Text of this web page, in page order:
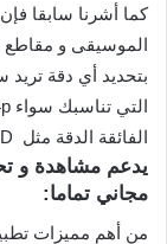
الموسيقى و مقاطع
بتحديد أي دقة تريد
الفائقة الدقة مثل 1080p HDو 2k HDو 4K HD.
يدعم مشاهدة و
مجاني تماما:
من أهم مميزات